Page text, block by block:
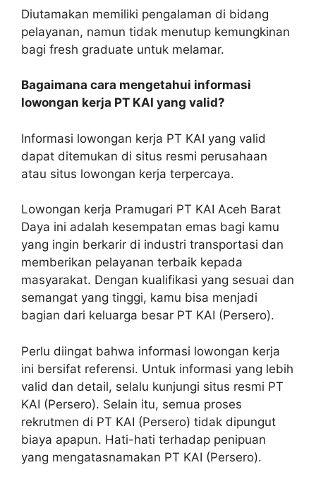
Diutamakan memiliki pengalaman di bidang
pelayanan, namun tidak menutup kemungkinan
bagi fresh graduate untuk melamar.
Bagaimana cara mengetahui informasi
lowongan kerja PT KAI yang valid?
Informasi lowongan kerja PT KAI yang valid
dapat ditemukan di situs resmi perusahaan
atau situs lowongan kerja terpercaya.
Lowongan kerja Pramugari PT KAI Aceh Barat
Daya ini adalah kesempatan emas bagi kamu
yang ingin berkarir di industri transportasi dan
memberikan pelayanan terbaik kepada
masyarakat. Dengan kualifikasi yang sesuai dan
semangat yang tinggi, kamu bisa menjadi
bagian dari keluarga besar PT KAI (Persero).
Perlu diingat bahwa informasi lowongan kerja
ini bersifat referensi. Untuk informasi yang lebih
valid dan detail, selalu kunjungi situs resmi PT
KAI (Persero). Selain itu, semua proses
rekrutmen di PT KAI (Persero) tidak dipungut
biaya apapun. Hati-hati terhadap penipuan
yang mengatasnamakan PT KAI (Persero).